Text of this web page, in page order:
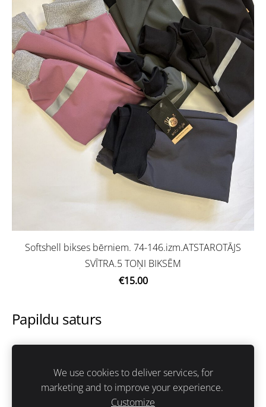
Papildu saturs
Šeit var ievadīt papildus saturu. Ja papildus satura
nav, tad šo bloku var noslēpt, nospiežot uz
ikoniņas augšējā stūrī.
Softshell bikses bērniem. 74-146.izm.ATSTAROTĀJS
SVĪTRA.5 TOŅI BIKSĒM
€15.00
We use cookies to deliver services, for
marketing and to improve your experience.
Customize